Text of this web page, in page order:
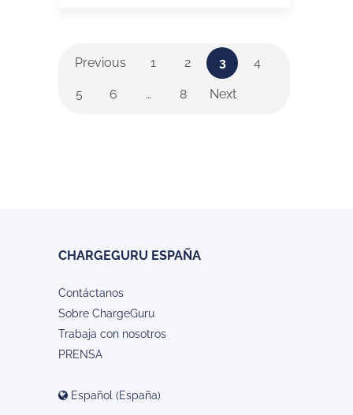
Previous 1 2 3 4
5 6 … 8 Next
CHARGEGURU ESPAÑA
Contáctanos
Sobre ChargeGuru
Trabaja con nosotros
PRENSA
Español (España)